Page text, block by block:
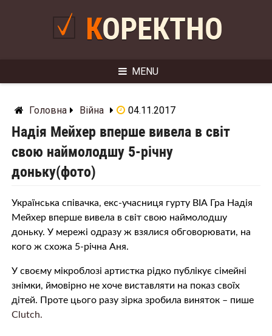
КОРЕКТНО
MENU
Головна Війна 04.11.2017
Надія Мейхер вперше вивела в світ
свою наймолодшу 5-річну
доньку(фото)
Українська співачка, екс-учасниця гурту ВІА Гра Надія
Мейхер вперше вивела в світ свою наймолодшу
доньку. У мережі одразу ж взялися обговорювати, на
кого ж схожа 5-річна Аня.
У своєму мікроблозі артистка рідко публікує сімейні
знімки, ймовірно не хоче виставляти на показ своїх
дітей. Проте цього разу зірка зробила виняток – пише
Сlutch.